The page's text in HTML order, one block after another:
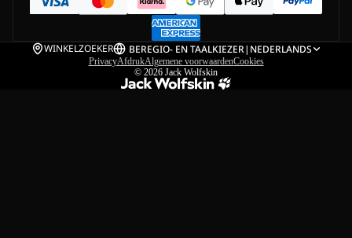
WINKELZOEKER BEREGIO- EN TAALKIEZER| NEDERLANDS
PrivacyAfdrukAlgemene voorwaardenCookies
© 2026 Jack Wolfskin